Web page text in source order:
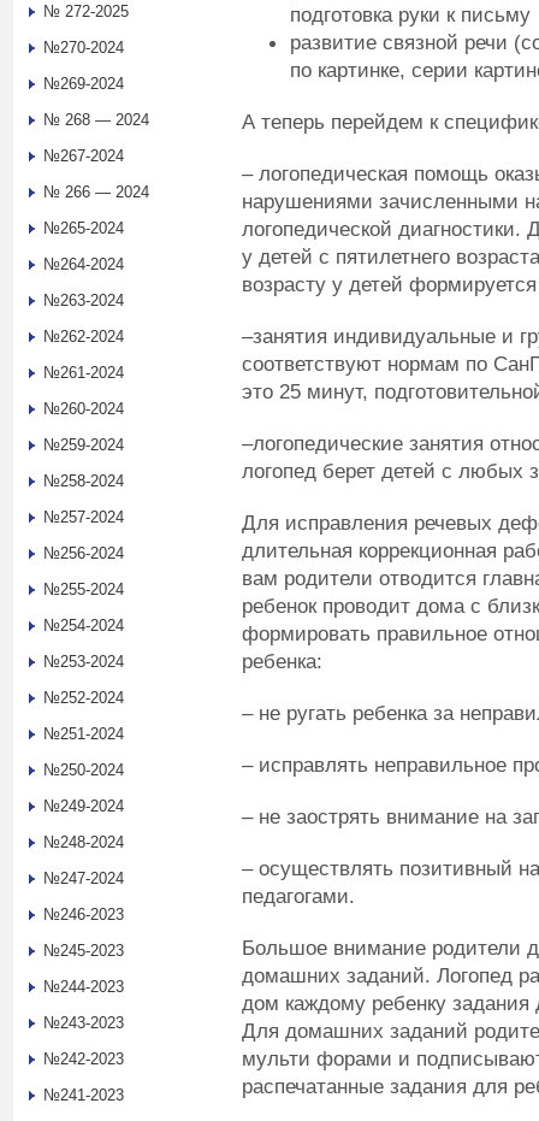
подготовка руки к письму
развитие связной речи
по картинке, серии
А теперь перейдем к
– логопедическая помощь
нарушениями зачисленными
логопедической
у детей с пятилетнего
возрасту у детей
–занятия индивидуальные и
соответствуют нормам по
это 25 минут,
–логопедические занятия
логопед берет детей с любых
Для исправления речевых
длительная коррекционная
вам родители отводится
ребенок проводит дома с
формировать правильное
ребенка:
– не ругать ребенка за
– исправлять неправильное
– не заострять внимание на
– осуществлять позитивный
педагогами.
Большое внимание родители
домашних заданий. Логопед
дом каждому ребенку задания
Для домашних заданий
мульти форами и
распечатанные задания для
№ 272-2025
№270-2024
№269-2024
№ 268 — 2024
№267-2024
№ 266 — 2024
№265-2024
№264-2024
№263-2024
№262-2024
№261-2024
№260-2024
№259-2024
№258-2024
№257-2024
№256-2024
№255-2024
№254-2024
№253-2024
№252-2024
№251-2024
№250-2024
№249-2024
№248-2024
№247-2024
№246-2023
№245-2023
№244-2023
№243-2023
№242-2023
№241-2023